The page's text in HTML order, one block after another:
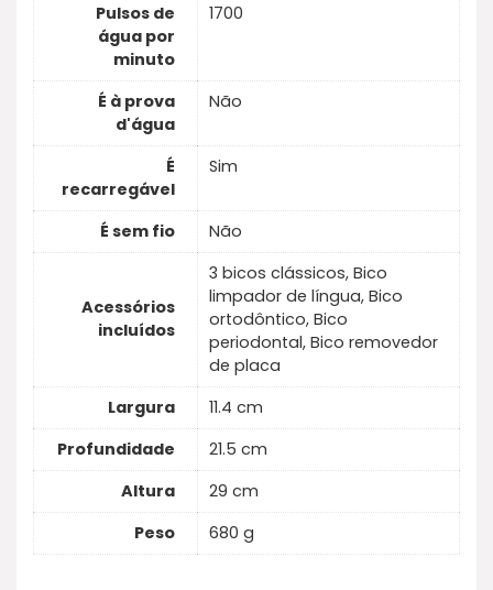
Pulsos de
água por
minuto
1700
É à prova
d'água
Não
É
recarregável
Sim
É sem fio Não
Acessórios
incluídos
3 bicos clássicos, Bico
limpador de língua, Bico
ortodôntico, Bico
periodontal, Bico removedor
de placa
Largura
11.4 cm
Profundidade
21.5 cm
Altura
29 cm
Peso
680 g